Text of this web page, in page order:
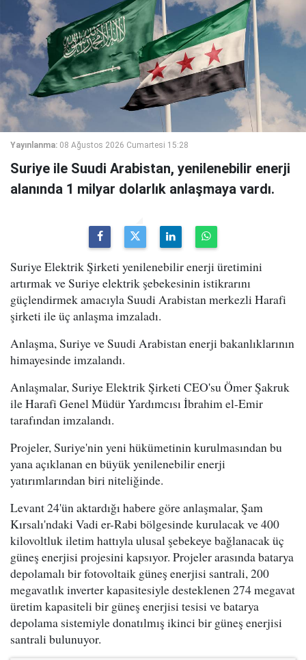
Yayınlanma: 08 Ağustos 2026 Cumartesi 15:28
Suriye ile Suudi Arabistan, yenilenebilir enerji
alanında 1 milyar dolarlık anlaşmaya vardı.
Suriye Elektrik Şirketi yenilenebilir enerji üretimini
artırmak ve Suriye elektrik şebekesinin istikrarını
güçlendirmek amacıyla Suudi Arabistan merkezli Harafi
şirketi ile üç anlaşma imzaladı.
Anlaşma, Suriye ve Suudi Arabistan enerji bakanlıklarının
himayesinde imzalandı.
Anlaşmalar, Suriye Elektrik Şirketi CEO'su Ömer Şakruk
ile Harafi Genel Müdür Yardımcısı İbrahim el-Emir
tarafından imzalandı.
Projeler, Suriye'nin yeni hükümetinin kurulmasından bu
yana açıklanan en büyük yenilenebilir enerji
yatırımlarından biri niteliğinde.
Levant 24'ün aktardığı habere göre anlaşmalar, Şam
Kırsalı'ndaki Vadi er-Rabi bölgesinde kurulacak ve 400
kilovoltluk iletim hattıyla ulusal şebekeye bağlanacak üç
güneş enerjisi projesini kapsıyor. Projeler arasında batarya
depolamalı bir fotovoltaik güneş enerjisi santrali, 200
megavatlık inverter kapasitesiyle desteklenen 274 megavat
üretim kapasiteli bir güneş enerjisi tesisi ve batarya
depolama sistemiyle donatılmış ikinci bir güneş enerjisi
santrali bulunuyor.